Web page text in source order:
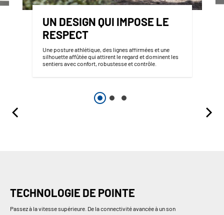
UN DESIGN QUI IMPOSE LE
RESPECT
Une posture athlétique, des lignes affirmées et une
silhouette affûtée qui attirent le regard et dominent les
sentiers avec confort, robustesse et contrôle.
TECHNOLOGIE DE POINTE
Passez à la vitesse supérieure. De la connectivité avancée à un son